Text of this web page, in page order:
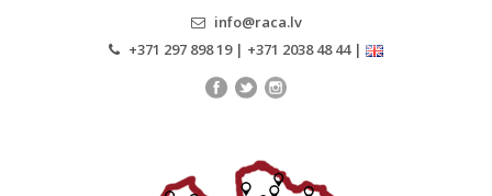
info@raca.lv
+371 297 898 19 | +371 2038 48 44 |